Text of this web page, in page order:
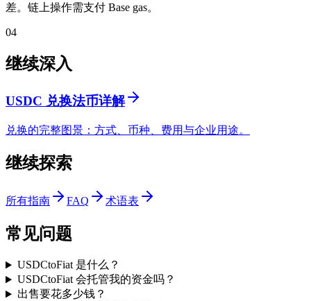
差。链上操作需支付 Base gas。
04
继续深入
USDC 兑换法币详解
兑换的完整图景：方式、币种、费用与企业用途。
继续探索
所有指南 FAQ 术语表
常见问题
USDCtoFiat 是什么？
USDCtoFiat 会托管我的资金吗？
出售要花多少钱？